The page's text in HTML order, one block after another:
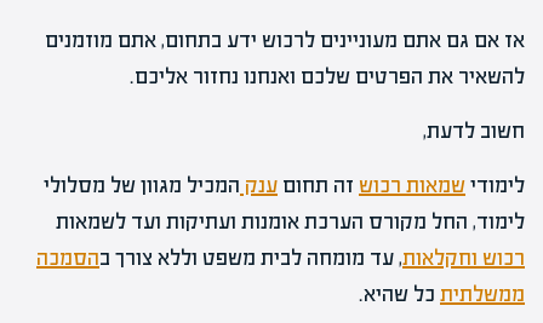
אז אם גם אתם מעוניינים לרכוש ידע בתחום, אתם מוזמנים
להשאיר את הפרטים שלכם ואנחנו נחזור אליכם.
חשוב לדעת,
לימודישמאות רכוש זה תחום ענק המכיל מגוון של מסלולי
לימוד, החל מקורס הערכת אומנות ועתיקות ועד לשמאות
רכוש וחקלאות, עד מומחה לבית משפט וללא צורך בהסמכה
ממשלתית כל שהיא.